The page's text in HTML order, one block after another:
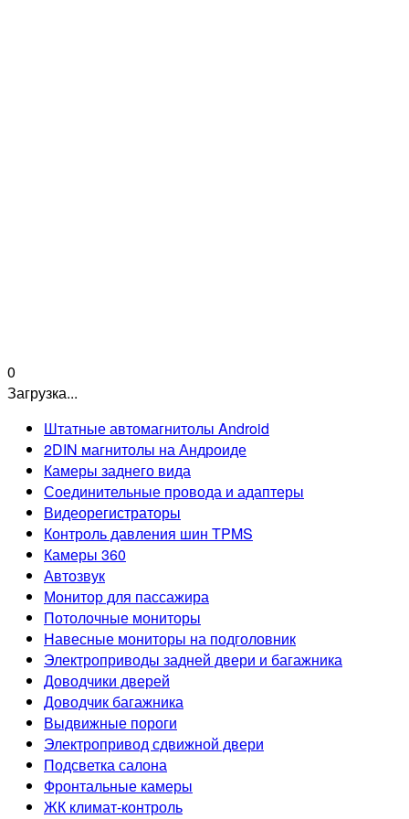
0
Загрузка...
Штатные автомагнитолы Android
2DIN магнитолы на Андроиде
Камеры заднего вида
Соединительные провода и адаптеры
Видеорегистраторы
Контроль давления шин TPMS
Камеры 360
Автозвук
Монитор для пассажира
Потолочные мониторы
Навесные мониторы на подголовник
Электроприводы задней двери и багажника
Доводчики дверей
Доводчик багажника
Выдвижные пороги
Электропривод сдвижной двери
Подсветка салона
Фронтальные камеры
ЖК климат-контроль